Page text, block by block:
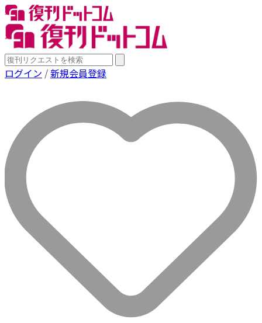
ログイン /新規会員登録